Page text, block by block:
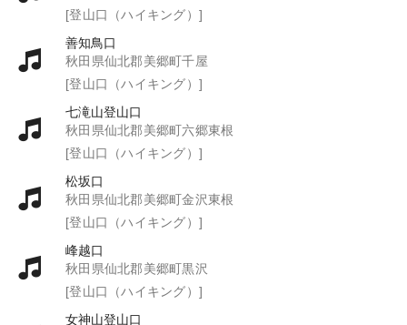
[登山口（ハイキング）]
善知鳥口
秋田県仙北郡美郷町千屋
[登山口（ハイキング）]
七滝山登山口
秋田県仙北郡美郷町六郷東根
[登山口（ハイキング）]
松坂口
秋田県仙北郡美郷町金沢東根
[登山口（ハイキング）]
峰越口
秋田県仙北郡美郷町黒沢
[登山口（ハイキング）]
女神山登山口